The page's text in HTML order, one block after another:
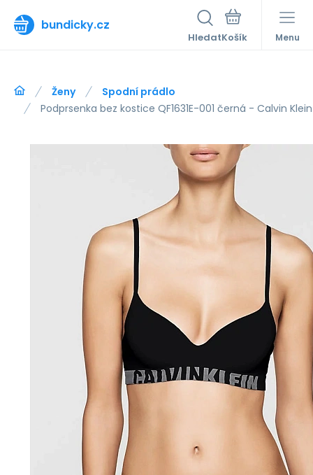
bundicky.cz
Hledat Menu
Ženy
Spodní prádlo
Podprsenka bez kostice QF1631E-001 černá - Calvin Klein